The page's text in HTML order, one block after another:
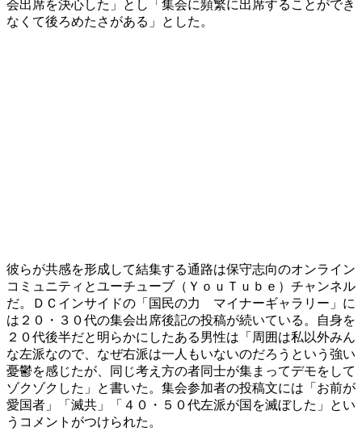
会出席を決心した」とし「集会に頻繁に出席することができ
なくて後ろめたさがある」とした。
彼らが共感を形成して結集する通路は保守志向のオンライン
コミュニティとユーチューブ（ＹｏｕＴｕｂｅ）チャンネル
だ。ＤＣインサイドの「国民の力 マイナーギャラリー」に
は２０・３０代の集会出席後記の投稿が続いている。自身を
２０代後半だと明らかにしたある男性は「周囲は私以外みん
な左派なので、なぜ右派は一人もいないのだろうという強い
憂鬱を感じたが、同じ考え方の者同士が集まってデモをして
ゾクゾクした」と書いた。集会参加者の投稿文には「お前が
愛国者」「滅共」「４０・５０代左派が国を滅ぼした」とい
うコメントがつけられた。